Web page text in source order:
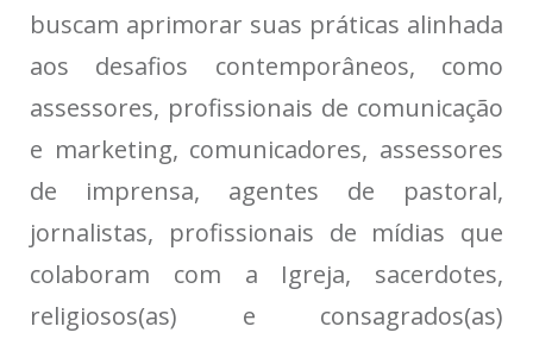
buscam aprimorar suas práticas alinhada
aos desafios contemporâneos, como
assessores, profissionais de comunicação
e marketing, comunicadores, assessores
de imprensa, agentes de pastoral,
jornalistas, profissionais de mídias que
colaboram com a Igreja, sacerdotes,
religiosos(as) e consagrados(as)